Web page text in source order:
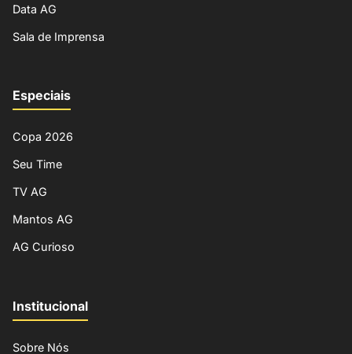
Data AG
Sala de Imprensa
Especiais
Copa 2026
Seu Time
TV AG
Mantos AG
AG Curioso
Institucional
Sobre Nós